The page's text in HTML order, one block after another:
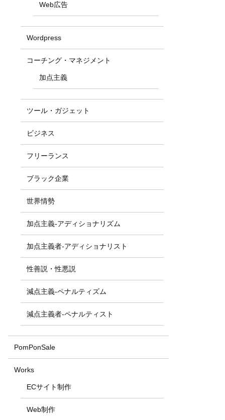
Web広告
Wordpress
コーチング・マネジメント
加点主義
ツール・ガジェット
ビジネス
フリーランス
ブラック企業
世界情勢
加点主義-アディショナリズム
加点主義者-アディショナリスト
性善説・性悪説
減点主義-ペナルティズム
減点主義者-ペナルティスト
PomPonSale
Works
ECサイト制作
Web制作